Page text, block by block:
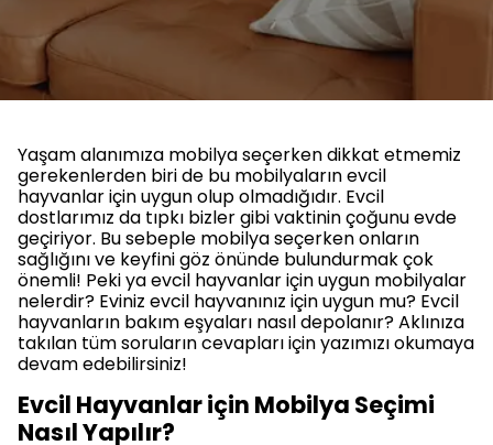
Yaşam alanımıza mobilya seçerken dikkat etmemiz
gerekenlerden biri de bu mobilyaların evcil
hayvanlar için uygun olup olmadığıdır. Evcil
dostlarımız da tıpkı bizler gibi vaktinin çoğunu evde
geçiriyor. Bu sebeple mobilya seçerken onların
sağlığını ve keyfini göz önünde bulundurmak çok
önemli! Peki ya evcil hayvanlar için uygun mobilyalar
nelerdir? Eviniz evcil hayvanınız için uygun mu? Evcil
hayvanların bakım eşyaları nasıl depolanır? Aklınıza
takılan tüm soruların cevapları için yazımızı okumaya
devam edebilirsiniz!
Evcil Hayvanlar için Mobilya Seçimi
Nasıl Yapılır?